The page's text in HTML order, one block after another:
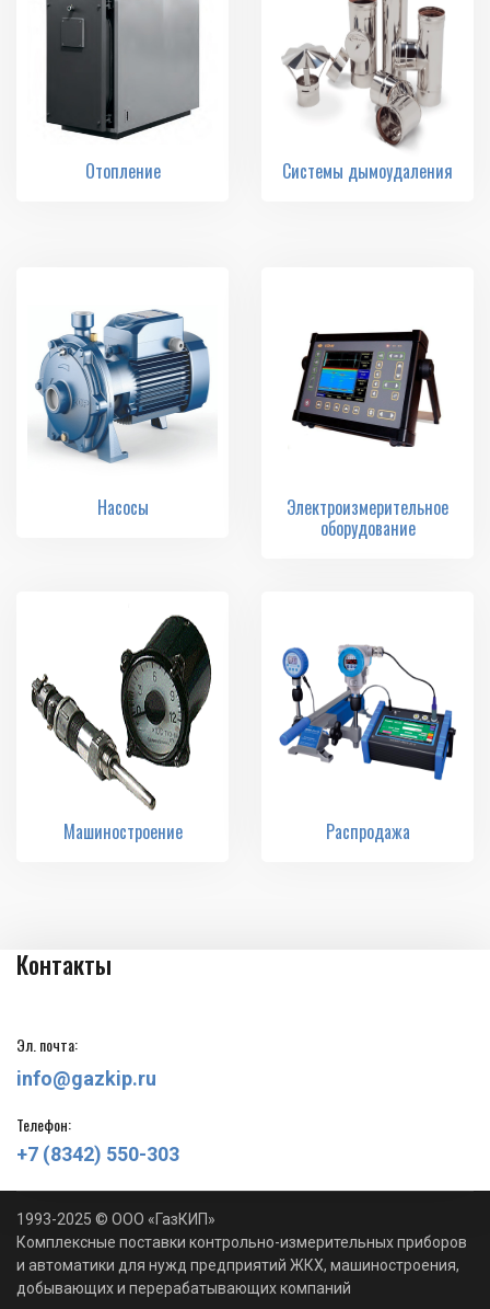
Отопление Системы дымоудаления
Насосы Электроизмерительное
оборудование
Машиностроение Распродажа
Контакты
Эл. почта:
info@gazkip.ru
Телефон:
+7 (8342) 550-303
1993-2025 © ООО «ГазКИП»
Комплексные поставки контрольно-измерительных приборов
и автоматики для нужд предприятий ЖКХ, машиностроения,
добывающих и перерабатывающих компаний